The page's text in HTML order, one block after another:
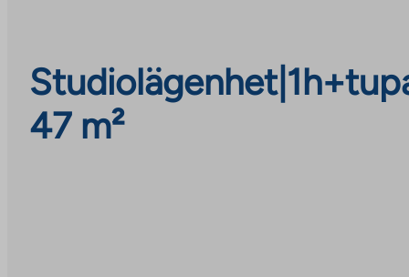
Studiolägenhet|
47 m²